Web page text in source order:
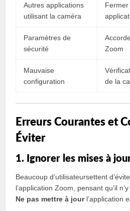
Autres applications
utilisant la caméra
Paramètres de
sécurité
Zoom
Mauvaise
configuration
de la
Erreurs Courantes et
Éviter
1. Ignorer les mises à
Beaucoup d’utilisateursettent
l’application Zoom, pensant qu’il
Ne pas mettre à jourl’application